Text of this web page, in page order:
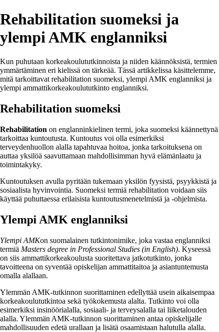
Rehabilitation suomeksi ja
ylempi AMK englanniksi
Kun puhutaan korkeakoulututkinnoista ja niiden käännöksistä, termien
ymmärtäminen eri kielissä on tärkeää. Tässä artikkelissa käsittelemme,
mitä tarkoittavat rehabilitation suomeksi, ylempi AMK englanniksi ja
ylempi ammattikorkeakoulututkinto englanniksi.
Rehabilitation suomeksi
Rehabilitation on englanninkielinen termi, joka suomeksi käännettynä
tarkoittaa kuntoutusta. Kuntoutus voi olla esimerkiksi
terveydenhuollon alalla tapahtuvaa hoitoa, jonka tarkoituksena on
auttaa yksilöä saavuttamaan mahdollisimman hyvä elämänlaatu ja
toimintakyky.
Kuntoutuksen avulla pyritään tukemaan yksilön fyysistä, psyykkistä ja
sosiaalista hyvinvointia. Suomeksi termiä rehabilitation voidaan siis
käyttää puhuttaessa erilaisista kuntoutusmenetelmistä ja -ohjelmista.
Ylempi AMK englanniksi
Ylempi AMKon suomalainen tutkintonimike, joka vastaa englanniksi
termiä Masters degree in Professional Studies (in English). Kyseessä
on siis ammattikorkeakoulusta suoritettava jatkotutkinto, jonka
tavoitteena on syventää opiskelijan ammattitaitoa ja asiantuntemusta
omalla alallaan.
Ylemmän AMK-tutkinnon suorittaminen edellyttää usein aikaisempaa
korkeakoulututkintoa sekä työkokemusta alalta. Tutkinto voi olla
esimerkiksi insinöörialalla, sosiaali- ja terveysalalla tai liiketalouden
alalla. Ylemmän AMK-tutkinnon suorittaminen antaa opiskelijalle
mahdollisuuden edetä urallaan ja lisätä osaamistaan halutulla alalla.